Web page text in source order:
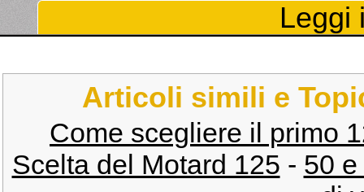
Leggi
Articoli simili e
Come scegliere il primo
Scelta del Motard 125 - 50